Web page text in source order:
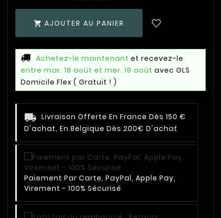
 AJOUTER AU PANIER
Achetez-le maintenant et recevez-le
entre mar. 18 août et mer. 19 août avec GLS
Domicile Flex ( Gratuit ! )
Livraison Offerte En France Dès 150 €
D'achat, En Belgique Dès 200€ D'achat
Paiement Par Carte, PayPal, Apple Pay,
Virement - 100% Sécurisé